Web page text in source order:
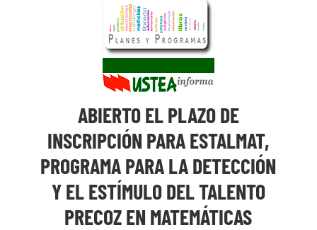
ABIERTO EL PLAZO DE
INSCRIPCIÓN PARA ESTALMAT,
PROGRAMA PARA LA DETECCIÓN
Y EL ESTÍMULO DEL TALENTO
PRECOZ EN MATEMÁTICAS